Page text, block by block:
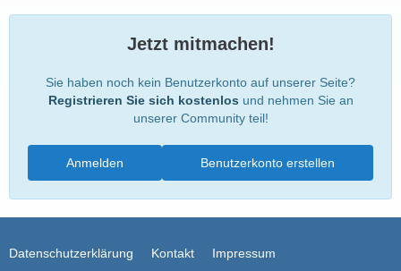
Jetzt mitmachen!
Sie haben noch kein Benutzerkonto auf unserer Seite?
Registrieren Sie sich kostenlos und nehmen Sie an
unserer Community teil!
Benutzerkonto erstellen
Anmelden
Datenschutzerklärung Kontakt Impressum